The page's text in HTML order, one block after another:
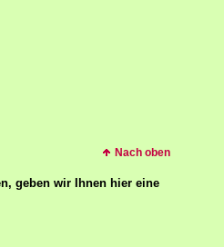
Nach oben
geben wir Ihnen hier eine